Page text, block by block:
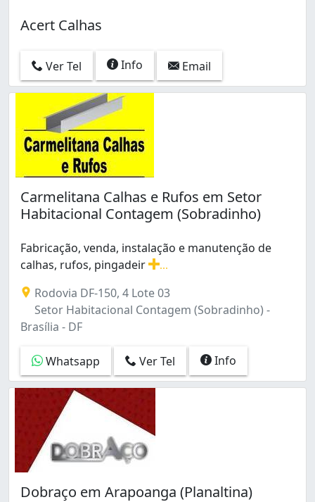
Acert Calhas
Ver Tel Info Email
Carmelitana Calhas e Rufos em Setor
Habitacional Contagem (Sobradinho)
Fabricação, venda, instalação e manutenção de
calhas, rufos, pingadeir
Rodovia DF-150, 4 Lote 03
Setor Habitacional Contagem (Sobradinho) -
Brasília - DF
Whatsapp Ver Tel Info
Dobraço em Arapoanga (Planaltina)